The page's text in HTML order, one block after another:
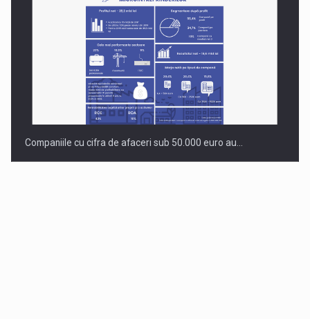
Companiile cu cifra de afaceri sub 50.000 euro au…